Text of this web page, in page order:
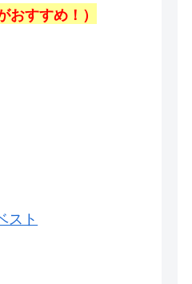
すすめ！）
スト